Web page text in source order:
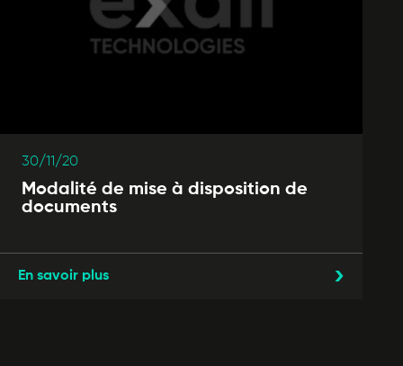
30/11/20
Modalité de mise à disposition de
documents
En savoir plus